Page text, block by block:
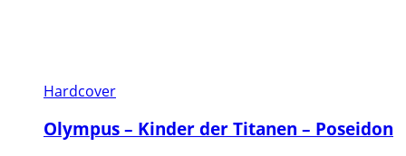
Hardcover
Olympus – Kinder der Titanen – Poseidon